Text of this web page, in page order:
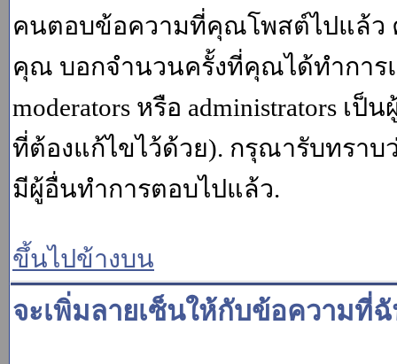
คนตอบข้อความที่คุณโพสต์ไปแล้ว
คุณ บอกจำนวนครั้งที่คุณได้ทำการ
moderators หรือ administrators เ
ที่ต้องแก้ไขไว้ด้วย). กรุณารับทรา
มีผู้อื่นทำการตอบไปแล้ว.
ขึ้นไปข้างบน
จะเพิ่มลายเซ็นให้กับข้อความที่